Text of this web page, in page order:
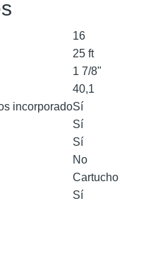
16
25 ft
1 7/8"
40,1
incorporadoSí
Sí
Sí
No
Cartucho
Sí